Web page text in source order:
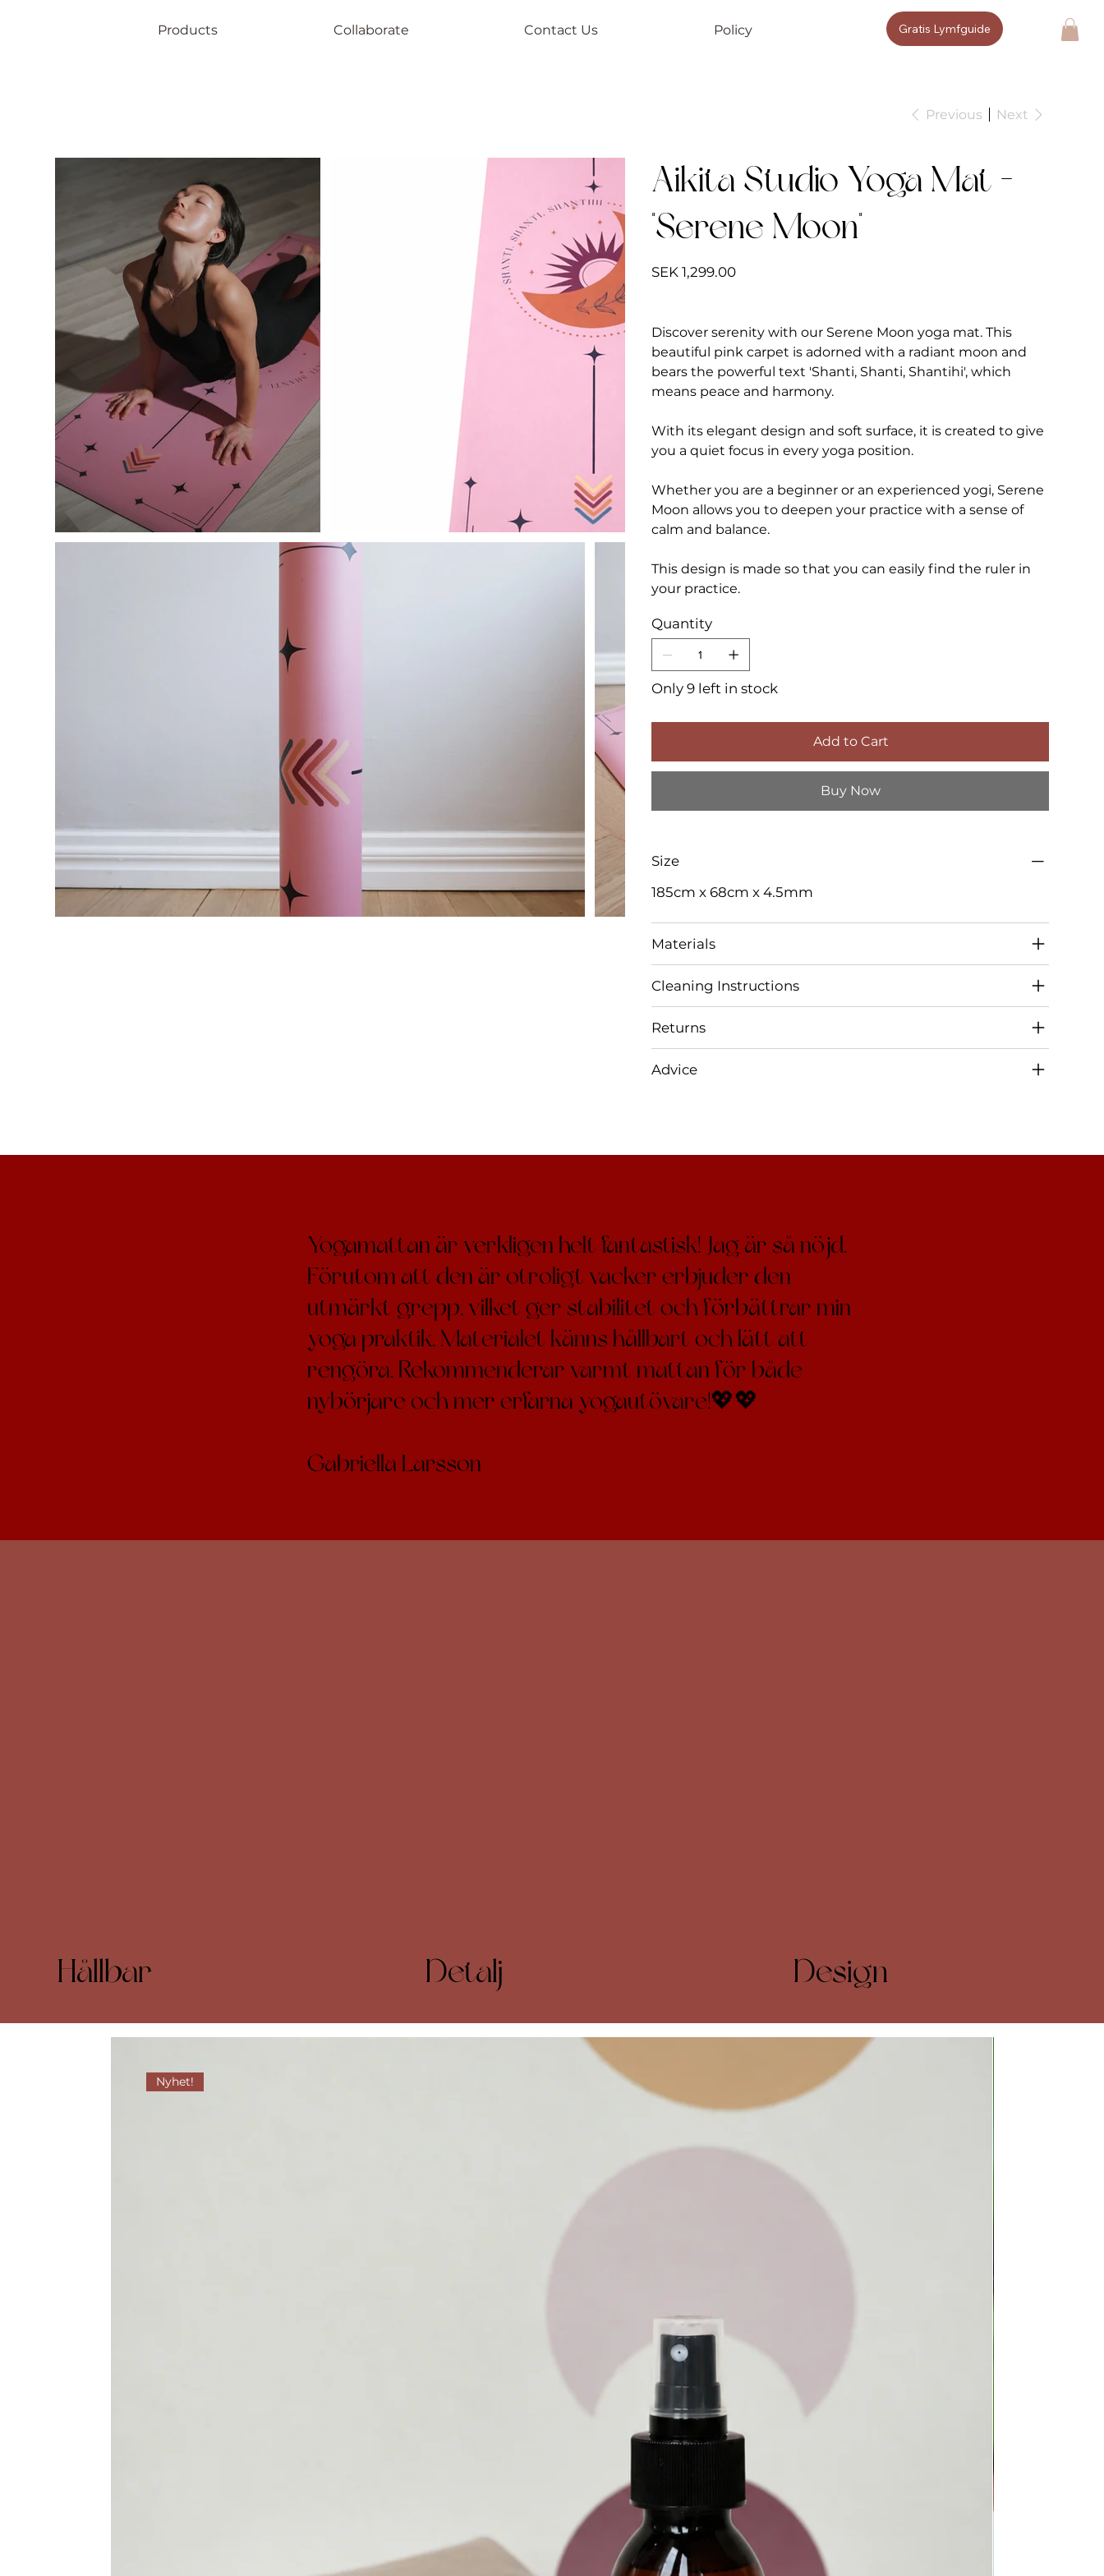
Products Collaborate Contact Us Policy Gratis Lymfguide
Yogamattan är verkligen helt fantastisk! Jag är så nöjd.
Förutom att den är otroligt vacker erbjuder den
utmärkt grepp, vilket ger stabilitet och förbättrar min
yoga praktik. Materialet känns hållbart och lätt att
rengöra. Rekommenderar varmt mattan för både
nybörjare och mer erfarna yogautövare!💖💖
Gabriella Larsson
Previous Next
Aikita Studio Yoga Mat -
"Serene Moon"
SEK 1,299.00
Discover serenity with our Serene Moon yoga mat. This
beautiful pink carpet is adorned with a radiant moon and
bears the powerful text 'Shanti, Shanti, Shantihi', which
means peace and harmony.
With its elegant design and soft surface, it is created to give
you a quiet focus in every yoga position.
Whether you are a beginner or an experienced yogi, Serene
Moon allows you to deepen your practice with a sense of
calm and balance.
This design is made so that you can easily find the ruler in
your practice.
Quantity
Only 9 left in stock
Add to Cart
Buy Now
Size
185cm x 68cm x 4.5mm
Materials
Cleaning Instructions
Returns
Advice
Hållbar Detalj Design
Nyhet!